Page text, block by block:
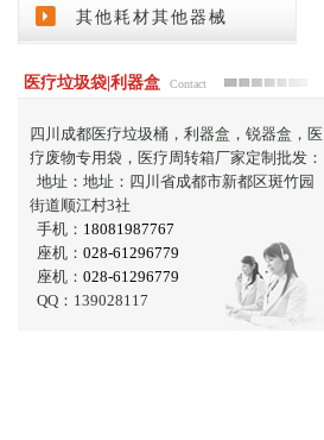
其他耗材其他器械
医疗垃圾袋|利器盒 Contact
四川成都医疗垃圾桶，利器盒，锐器盒，医
疗废物专用袋，医疗周转箱厂家定制批发：
地址：地址：四川省成都市新都区斑竹园
街道顺江村3社
手机： 18081987767
座机： 028-61296779
座机： 028-61296779
QQ：139028117